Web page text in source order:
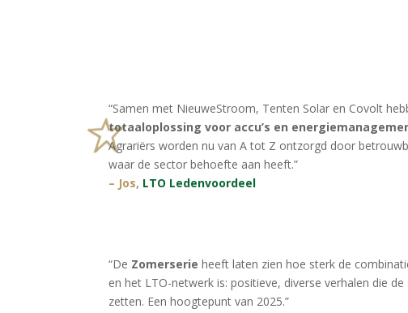
“Samen met NieuweStroom, Tenten Solar en Covolt
totaaloplossing voor accu’s en
Agrariërs worden nu van A tot Z ontzorgd door
waar de sector behoefte aan heeft.”
– Jos, LTO Ledenvoordeel
“De Zomerserie heeft laten zien hoe sterk de
en het LTO-netwerk is: positieve, diverse verhalen die
zetten. Een hoogtepunt van 2025.”